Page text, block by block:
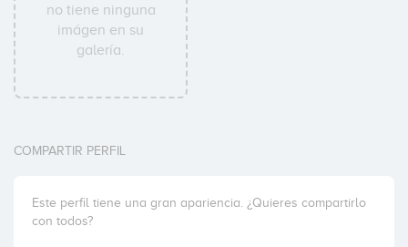
no tiene ninguna
imágen en su
galería.
COMPARTIR PERFIL
Este perfil tiene una gran apariencia. ¿Quieres compartirlo
con todos?